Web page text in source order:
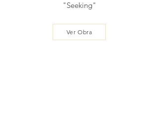
"Seeking"
Ver Obra